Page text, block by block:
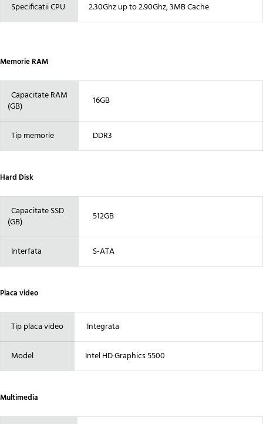
Specificatii CPU 2.30Ghz up to 2.90Ghz, 3MB Cache
Memorie RAM
Capacitate RAM
(GB)
16GB
Tip memorie DDR3
Hard Disk
Capacitate SSD
(GB)
512GB
Interfata S-ATA
Placa video
Tip placa video Integrata
Model Intel HD Graphics 5500
Multimedia